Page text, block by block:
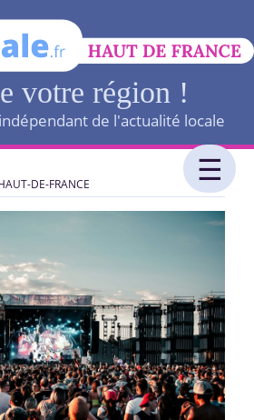
votre région !
de l'actualité locale
DE-FRANCE